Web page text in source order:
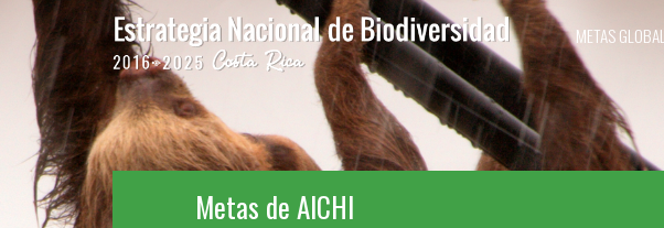
Pasar al contenido principal METAS
Metas de AICHI